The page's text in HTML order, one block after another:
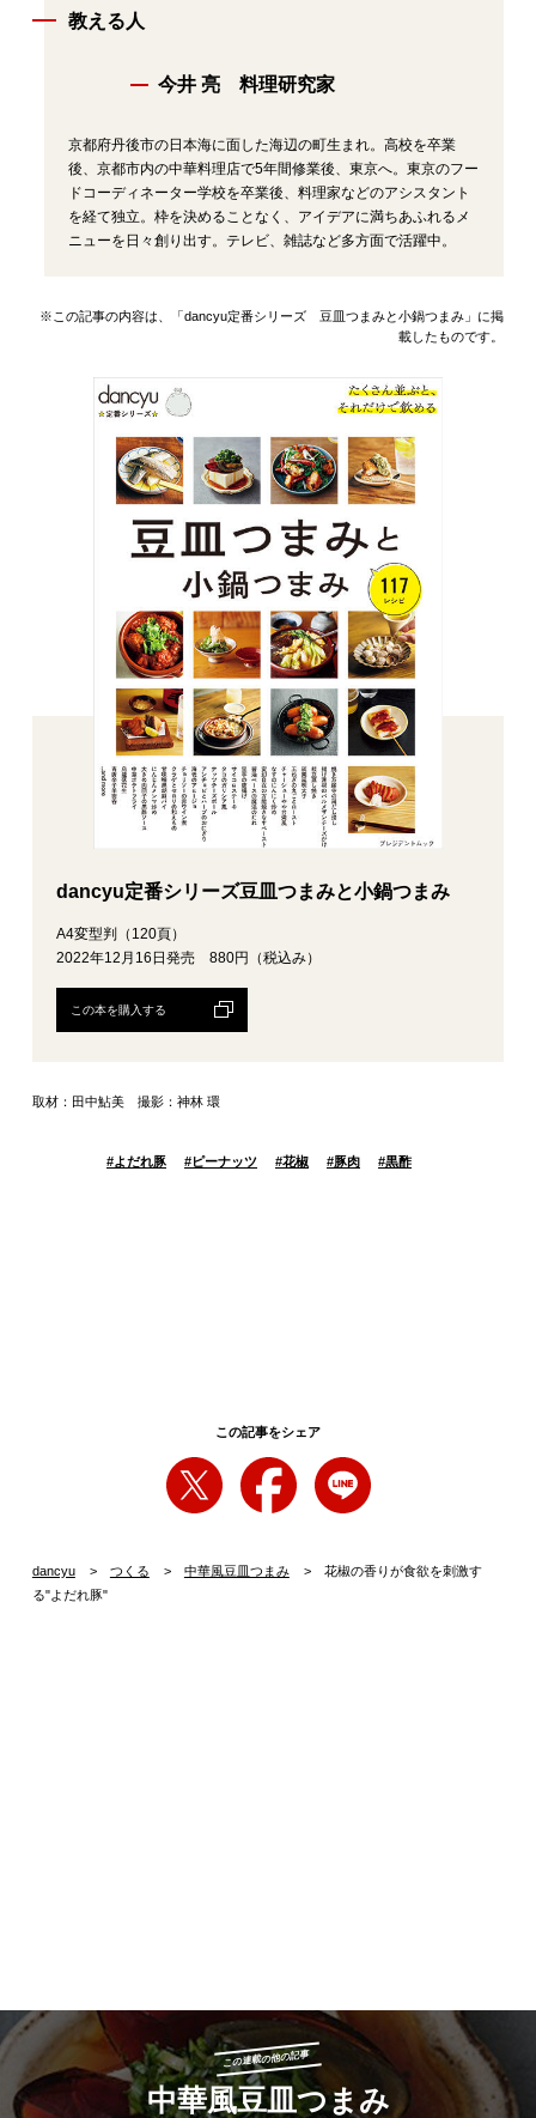
教える人
今井 亮 料理研究家
京都府丹後市の日本海に面した海辺の町生まれ。高校を卒業
後、京都市内の中華料理店で5年間修業後、東京へ。東京のフー
ドコーディネーター学校を卒業後、料理家などのアシスタント
を経て独立。枠を決めることなく、アイデアに満ちあふれるメ
ニューを日々創り出す。テレビ、雑誌など多方面で活躍中。
※この記事の内容は、「dancyu定番シリーズ 豆皿つまみと小鍋つまみ」に掲
載したものです。
dancyu定番シリーズ豆皿つまみと小鍋つまみ
A4変型判（120頁）
2022年12月16日発売 880円（税込み）
この本を購入する
取材：田中鮎美 撮影：神林 環
#よだれ豚 #ピーナッツ #花椒 #豚肉 #黒酢
この記事をシェア
dancyu つくる 中華風豆皿つまみ
花椒の香りが食欲を刺激す
る"よだれ豚"
この連載の他の記事
中華風豆皿つまみ